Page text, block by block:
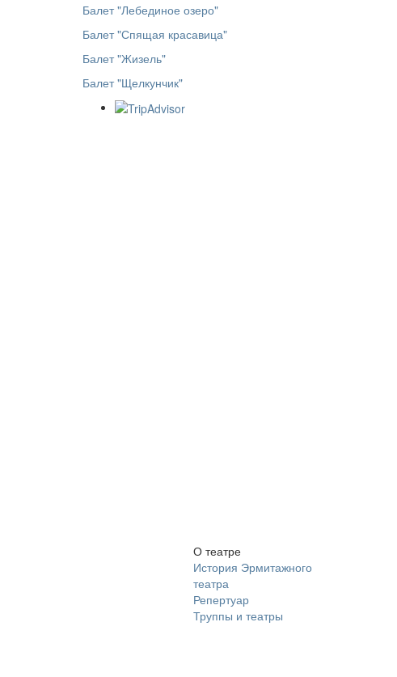
Балет "Лебединое озеро"
Балет "Спящая красавица"
Балет "Жизель"
Балет "Щелкунчик"
О театре
История Эрмитажного
театра
Репертуар
Труппы и театры